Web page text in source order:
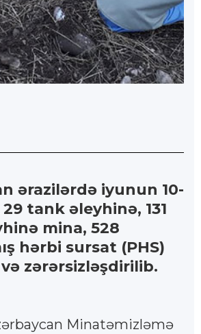
ərazilərdə iyunun 10-
tank əleyhinə, 131
mina, 528
hərbi sursat (PHS)
zərərsizləşdirilib.
Minatəmizləmə